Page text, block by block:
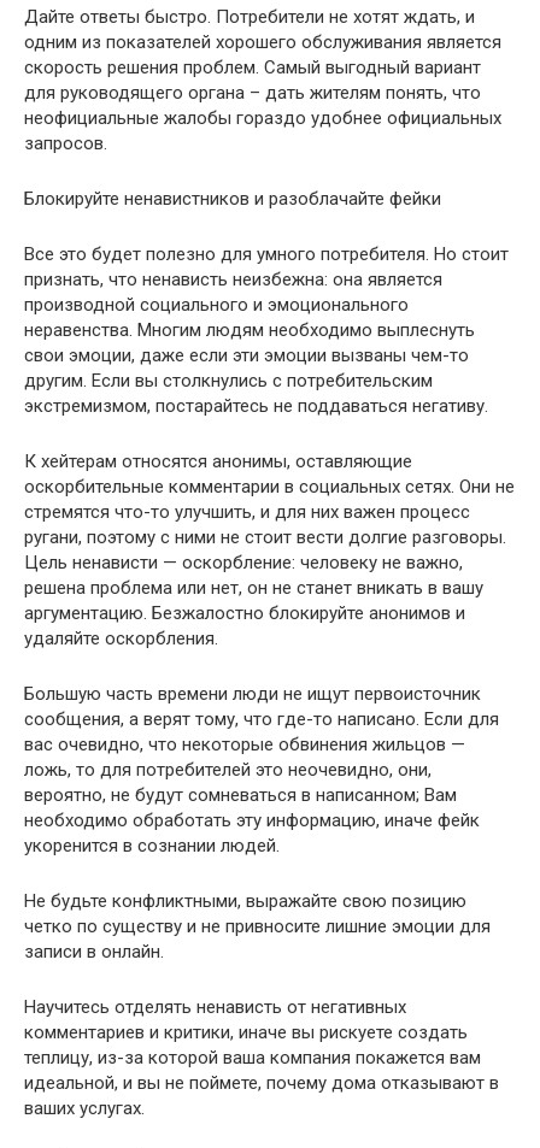
Дайте ответы быстро. Потребители не хотят ждать, и
одним из показателей хорошего обслуживания является
скорость решения проблем. Самый выгодный вариант
для руководящего органа – дать жителям понять, что
неофициальные жалобы гораздо удобнее официальных
запросов.
Блокируйте ненавистников и разоблачайте фейки
Все это будет полезно для умного потребителя. Но стоит
признать, что ненависть неизбежна: она является
производной социального и эмоционального
неравенства. Многим людям необходимо выплеснуть
свои эмоции, даже если эти эмоции вызваны чем-то
другим. Если вы столкнулись с потребительским
экстремизмом, постарайтесь не поддаваться негативу.
К хейтерам относятся анонимы, оставляющие
оскорбительные комментарии в социальных сетях. Они не
стремятся что-то улучшить, и для них важен процесс
ругани, поэтому с ними не стоит вести долгие разговоры.
Цель ненависти — оскорбление: человеку не важно,
решена проблема или нет, он не станет вникать в вашу
аргументацию. Безжалостно блокируйте анонимов и
удаляйте оскорбления.
Большую часть времени люди не ищут первоисточник
сообщения, а верят тому, что где-то написано. Если для
вас очевидно, что некоторые обвинения жильцов —
ложь, то для потребителей это неочевидно, они,
вероятно, не будут сомневаться в написанном; Вам
необходимо обработать эту информацию, иначе фейк
укоренится в сознании людей.
Не будьте конфликтными, выражайте свою позицию
четко по существу и не привносите лишние эмоции для
записи в онлайн.
Научитесь отделять ненависть от негативных
комментариев и критики, иначе вы рискуете создать
теплицу, из-за которой ваша компания покажется вам
идеальной, и вы не поймете, почему дома отказывают в
ваших услугах.